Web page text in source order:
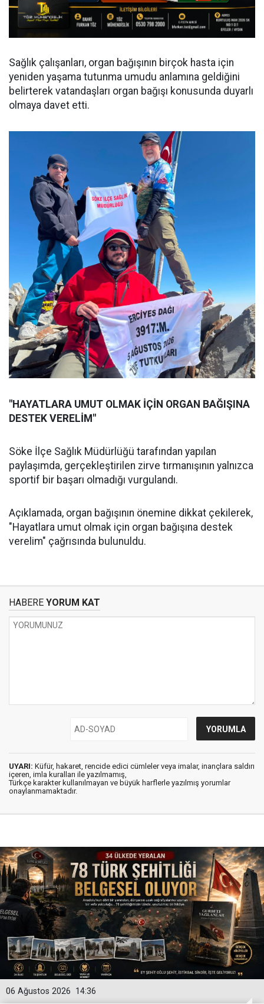
Sağlık çalışanları, organ bağışının birçok hasta için
yeniden yaşama tutunma umudu anlamına geldiğini
belirterek vatandaşları organ bağışı konusunda duyarlı
olmaya davet etti.
"HAYATLARA UMUT OLMAK İÇİN ORGAN BAĞIŞINA
DESTEK VERELİM"
Söke İlçe Sağlık Müdürlüğü tarafından yapılan
paylaşımda, gerçekleştirilen zirve tırmanışının yalnızca
sportif bir başarı olmadığı vurgulandı.
Açıklamada, organ bağışının önemine dikkat çekilerek,
"Hayatlara umut olmak için organ bağışına destek
verelim" çağrısında bulunuldu.
HABERE YORUM KAT
UYARI: Küfür, hakaret, rencide edici cümleler veya imalar, inançlara saldırı
içeren, imla kuralları ile yazılmamış,
Türkçe karakter kullanılmayan ve büyük harflerle yazılmış yorumlar
onaylanmamaktadır.
14:36
06 Ağustos 2026